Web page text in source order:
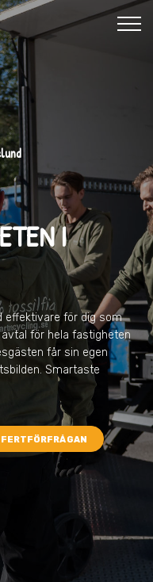
I
effektivare för dig som
för hela fastigheten
får sin egen
Smartaste